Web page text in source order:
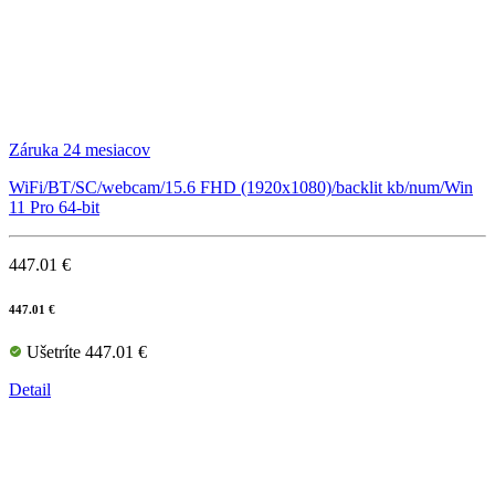
Záruka 24 mesiacov
WiFi/BT/SC/webcam/15.6 FHD (1920x1080)/backlit kb/num/Win
11 Pro 64-bit
447.01 €
447.01 €
Ušetríte 447.01 €
Detail